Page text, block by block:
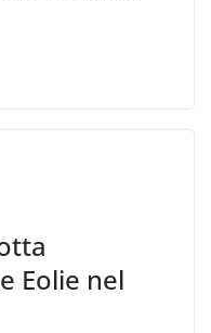
Eolie nel